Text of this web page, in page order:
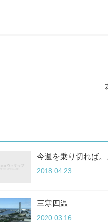
今週を乗り切れば。
2018.04.23
三寒四温
2020.03.16